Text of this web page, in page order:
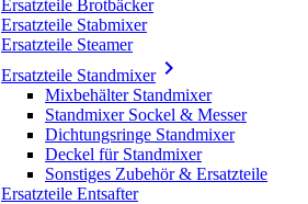
Ersatzteile Brotbäcker
Ersatzteile Stabmixer
Ersatzteile Steamer
Ersatzteile Standmixer
Mixbehälter Standmixer
Standmixer Sockel & Messer
Dichtungsringe Standmixer
Deckel für Standmixer
Sonstiges Zubehör & Ersatzteile
Ersatzteile Entsafter